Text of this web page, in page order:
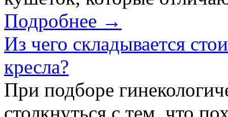
Подробнее →
Из чего складывается
кресла?
При подборе
столкнуться с тем, что